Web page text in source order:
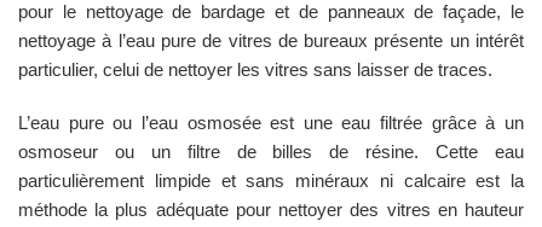
pour le nettoyage de bardage et de panneaux de façade, le
nettoyage à l’eau pure de vitres de bureaux présente un intérêt
particulier, celui de nettoyer les vitres sans laisser de traces.
L’eau pure ou l’eau osmosée est une eau filtrée grâce à un
osmoseur ou un filtre de billes de résine. Cette eau
particulièrement limpide et sans minéraux ni calcaire est la
méthode la plus adéquate pour nettoyer des vitres en hauteur